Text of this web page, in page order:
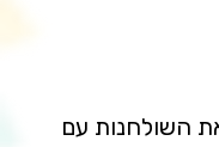
השולחנות עם